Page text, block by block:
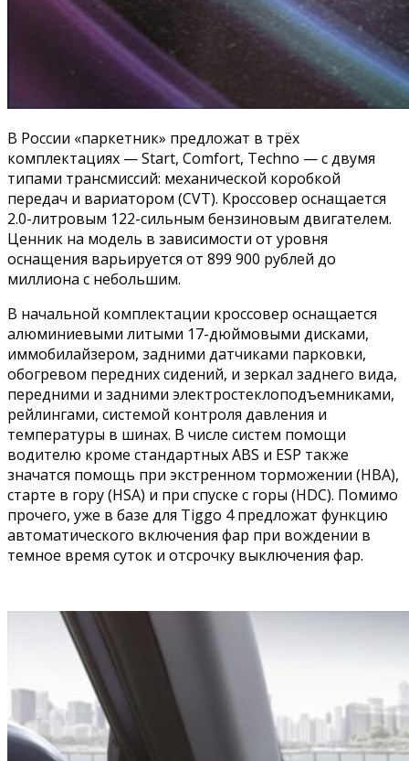
В России «паркетник» предложат в трёх
комплектациях — Start, Comfort, Techno — с двумя
типами трансмиссий: механической коробкой
передач и вариатором (CVT). Кроссовер оснащается
2.0-литровым 122-сильным бензиновым двигателем.
Ценник на модель в зависимости от уровня
оснащения варьируется от 899 900 рублей до
миллиона с небольшим.
В начальной комплектации кроссовер оснащается
алюминиевыми литыми 17-дюймовыми дисками,
иммобилайзером, задними датчиками парковки,
обогревом передних сидений, и зеркал заднего вида,
передними и задними электростеклоподъемниками,
рейлингами, системой контроля давления и
температуры в шинах. В числе систем помощи
водителю кроме стандартных ABS и ESP также
значатся помощь при экстренном торможении (HBA),
старте в гору (HSA) и при спуске с горы (HDC). Помимо
прочего, уже в базе для Tiggo 4 предложат функцию
автоматического включения фар при вождении в
темное время суток и отсрочку выключения фар.